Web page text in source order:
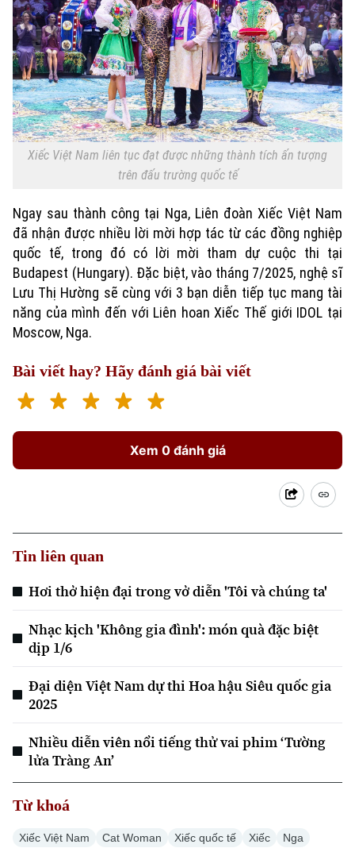
Chuyên mục
Thời sự
Hà Nội
Hà Nội
Nhịp sống Hà Nội
Người Hà Nội
Thế giới
Tin tức
Xiếc Việt Nam liên tục đạt được những thành tích ấn tượng
trên đấu trường quốc tế
Ngay sau thành công tại Nga, Liên đoàn Xiếc Việt Nam
đã nhận được nhiều lời mời hợp tác từ các đồng nghiệp
quốc tế, trong đó có lời mời tham dự cuộc thi tại
Budapest (Hungary). Đặc biệt, vào tháng 7/2025, nghệ sĩ
Lưu Thị Hường sẽ cùng với 3 bạn diễn tiếp tục mang tài
năng của mình đến với Liên hoan Xiếc Thế giới IDOL tại
Moscow, Nga.
Bài viết hay? Hãy đánh giá bài viết
Xem 0 đánh giá
Tin liên quan
Hơi thở hiện đại trong vở diễn 'Tôi và chúng ta'
Nhạc kịch 'Không gia đình': món quà đặc biệt
dịp 1/6
Đại diện Việt Nam dự thi Hoa hậu Siêu quốc gia
2025
Nhiều diễn viên nổi tiếng thử vai phim ‘Tường
lửa Tràng An’
Từ khoá
Xiếc Việt Nam Cat Woman Xiếc quốc tế Xiếc Nga